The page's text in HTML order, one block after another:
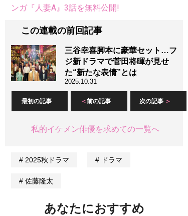
ンガ『人妻A』3話を無料公開!
この連載の前回記事
三谷幸喜脚本に豪華セット…フ
ジ新ドラマで菅田将暉が見せ
た“新たな表情”とは
2025.10.31
最初の記事 前の記事 次の記事
私的イケメン俳優を求めての一覧へ
2025秋ドラマ ドラマ
佐藤隆太
あなたにおすすめ